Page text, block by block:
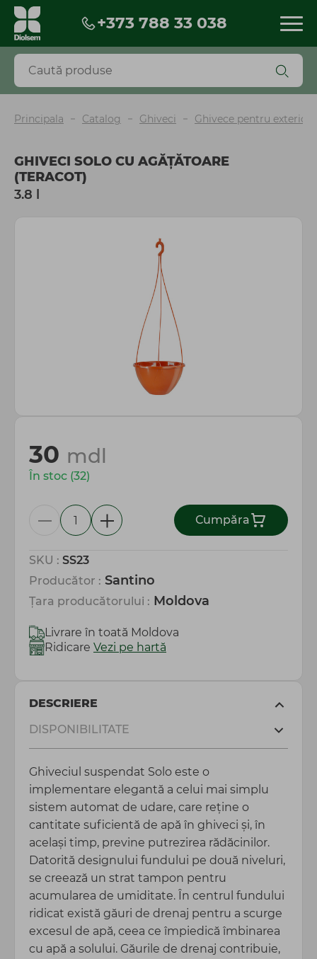
+373 788 33 038
Produse
BESTSELLERS
Pesticide
Îngrășăminte și fertilizanți
Seminţe
Unelte, instrumente, accesorii
Peliculă sere și mulcire
Totul pentru gospodărie
Principala Catalog Ghiveci Ghivece pentru exterior
GHIVECI SOLO CU AGĂŢĂTOARE
(TERACOT)
3.8 l
SKU : SS23
Producător : Santino
Țara producătorului : Moldova
30 mdl
În stoc (32)
Сumpăra
Livrare în toată Moldova
Ridicare Vezi pe hartă
DESCRIERE
DISPONIBILITATE
Ghiveciul suspendat Solo este o
implementare elegantă a celui mai simplu
sistem automat de udare, care reține o
cantitate suficientă de apă în ghiveci și, în
același timp, previne putrezirea rădăcinilor.
Datorită designului fundului pe două niveluri,
se creează un strat tampon pentru
acumularea de umiditate. În centrul fundului
ridicat există găuri de drenaj pentru a scurge
excesul de apă, ceea ce împiedică îmbinarea
cu apă a solului. Găurile de drenaj contribuie,